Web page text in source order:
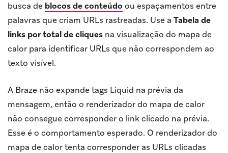
busca de blocos de conteúdo ou espaçamentos entre
palavras que criam URLs rastreadas. Use a Tabela de
links por total de cliques na visualização do mapa de
calor para identificar URLs que não correspondem ao
texto visível.
A Braze não expande tags Liquid na prévia da
mensagem, então o renderizador do mapa de calor
não consegue corresponder o link clicado na prévia.
Esse é o comportamento esperado. O renderizador do
mapa de calor tenta corresponder as URLs clicadas